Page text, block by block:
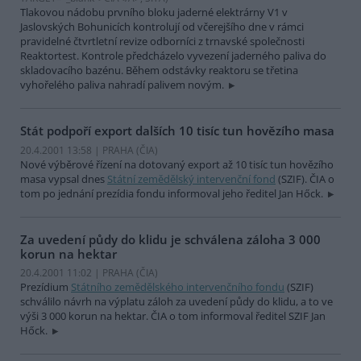
Tlakovou nádobu prvního bloku jaderné elektrárny V1 v
Jaslovských Bohunicích kontrolují od včerejšího dne v rámci
pravidelné čtvrtletní revize odborníci z trnavské společnosti
Reaktortest. Kontrole předcházelo vyvezení jaderného paliva do
skladovacího bazénu. Během odstávky reaktoru se třetina
vyhořelého paliva nahradí palivem novým.
Stát podpoří export dalších 10 tisíc tun hovězího masa
20.4.2001 13:58 | PRAHA (ČIA)
Nové výběrové řízení na dotovaný export až 10 tisíc tun hovězího
masa vypsal dnes Státní zemědělský intervenční fond (SZIF). ČIA o
tom po jednání prezídia fondu informoval jeho ředitel Jan Hőck.
Za uvedení půdy do klidu je schválena záloha 3 000
korun na hektar
20.4.2001 11:02 | PRAHA (ČIA)
Prezídium Státního zemědělského intervenčního fondu (SZIF)
schválilo návrh na výplatu záloh za uvedení půdy do klidu, a to ve
výši 3 000 korun na hektar. ČIA o tom informoval ředitel SZIF Jan
Hőck.